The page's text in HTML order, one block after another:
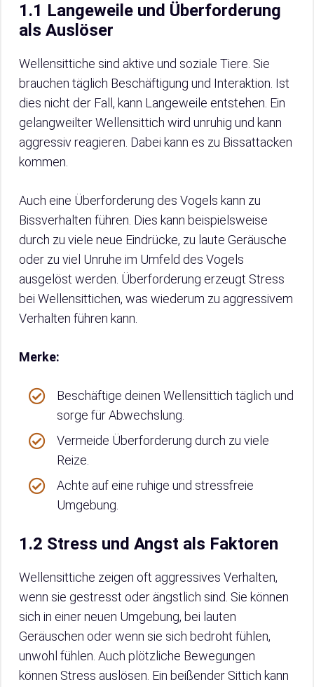
1.1 Langeweile und Überforderung
als Auslöser
Wellensittiche sind aktive und soziale Tiere. Sie
brauchen täglich Beschäftigung und Interaktion. Ist
dies nicht der Fall, kann Langeweile entstehen. Ein
gelangweilter Wellensittich wird unruhig und kann
aggressiv reagieren. Dabei kann es zu Bissattacken
kommen.
Auch eine Überforderung des Vogels kann zu
Bissverhalten führen. Dies kann beispielsweise
durch zu viele neue Eindrücke, zu laute Geräusche
oder zu viel Unruhe im Umfeld des Vogels
ausgelöst werden. Überforderung erzeugt Stress
bei Wellensittichen, was wiederum zu aggressivem
Verhalten führen kann.
Merke:
Beschäftige deinen Wellensittich täglich und
sorge für Abwechslung.
Vermeide Überforderung durch zu viele
Reize.
Achte auf eine ruhige und stressfreie
Umgebung.
1.2 Stress und Angst als Faktoren
Wellensittiche zeigen oft aggressives Verhalten,
wenn sie gestresst oder ängstlich sind. Sie können
sich in einer neuen Umgebung, bei lauten
Geräuschen oder wenn sie sich bedroht fühlen,
unwohl fühlen. Auch plötzliche Bewegungen
können Stress auslösen. Ein beißender Sittich kann